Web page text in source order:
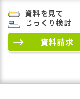
資料を見て
じっくり検討
資料請求